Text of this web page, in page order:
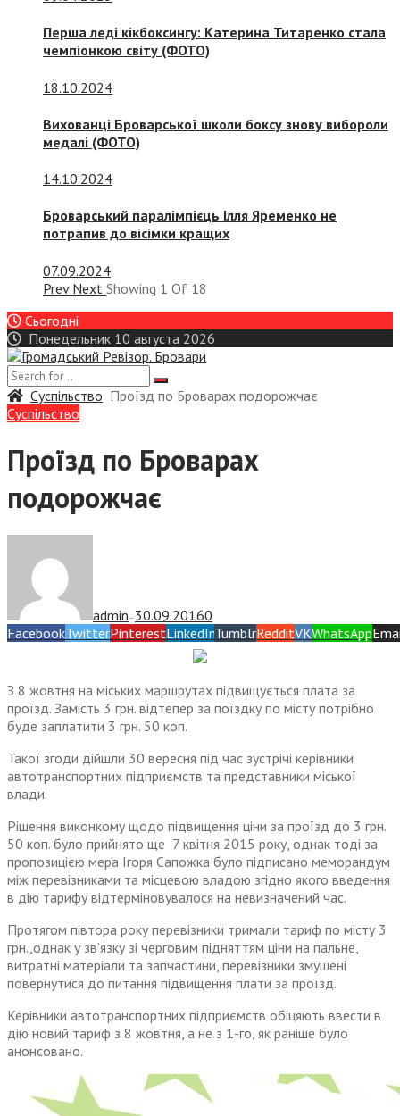
Перша леді кікбоксингу: Катерина Титаренко стала
чемпіонкою світу (ФОТО)
18.10.2024
Вихованці Броварської школи боксу знову вибороли
медалі (ФОТО)
14.10.2024
Броварський паралімпієць Ілля Яременко не
потрапив до вісімки кращих
07.09.2024
Prev Next Showing 1 Of 18
Сьогодні
Понедельник 10 августа 2026
Суспiльство Проїзд по Броварах подорожчає
Суспiльство
Проїзд по Броварах
подорожчає
admin — 30.09.20160
FacebookTwitterPinterestLinkedInTumblrRedditVKWhatsApp
З 8 жовтня на міських маршрутах підвищується плата за
проїзд. Замість 3 грн. відтепер за поїздку по місту потрібно
буде заплатити 3 грн. 50 коп.
Такої згоди дійшли 30 вересня під час зустрічі керівники
автотранспортних підприємств та представники міської
влади.
Рішення виконкому щодо підвищення ціни за проїзд до 3 грн.
50 коп. було прийнято ще 7 квітня 2015 року, однак тоді за
пропозицією мера Ігоря Сапожка було підписано меморандум
між перевізниками та місцевою владою згідно якого введення
в дію тарифу відтерміновувалося на невизначений час.
Протягом півтора року перевізники тримали тариф по місту 3
грн.,однак у зв’язку зі черговим підняттям ціни на пальне,
витратні матеріали та запчастини, перевізники змушені
повернутися до питання підвищення плати за проїзд.
Керівники автотранспортних підприємств обіцяють ввести в
дію новий тариф з 8 жовтня, а не з 1-го, як раніше було
анонсовано.